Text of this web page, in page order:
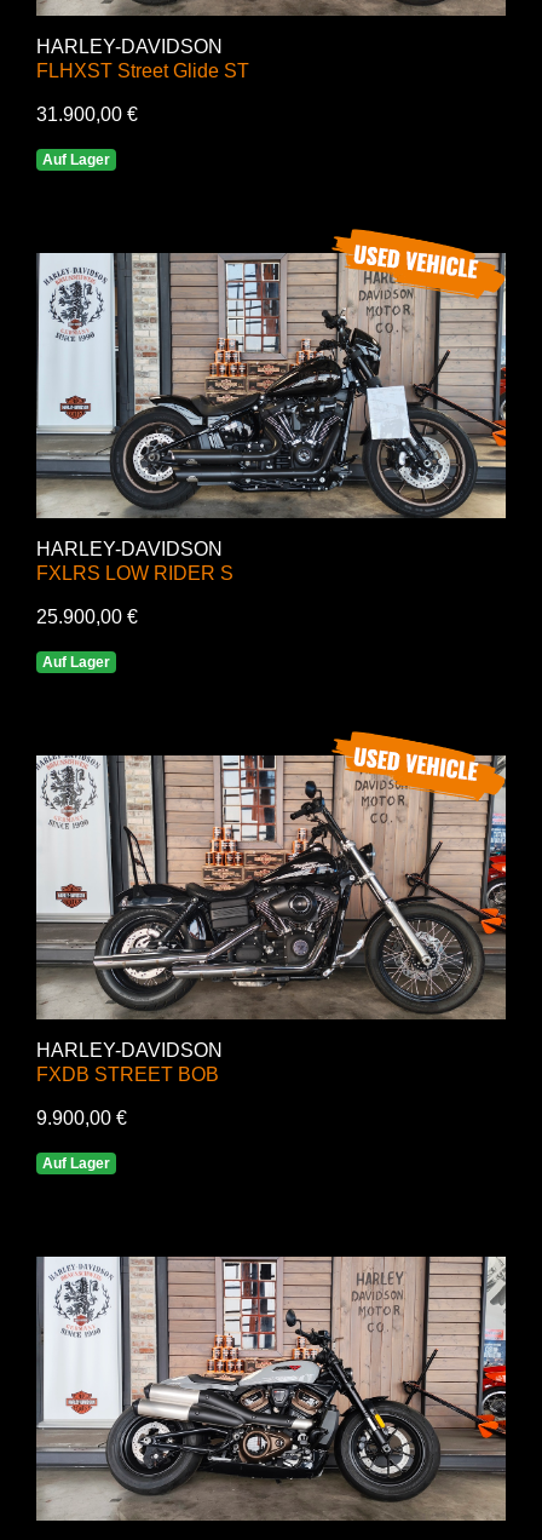
HARLEY-DAVIDSON
FLHXST Street Glide ST
31.900,00 €
Auf Lager
HARLEY-DAVIDSON
FXLRS LOW RIDER S
25.900,00 €
Auf Lager
HARLEY-DAVIDSON
FXDB STREET BOB
9.900,00 €
Auf Lager